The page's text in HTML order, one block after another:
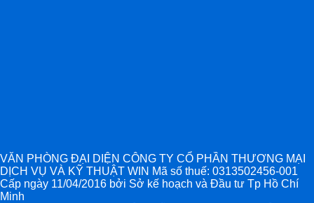
VĂN PHÒNG ĐẠI DIỆN CÔNG TY CỔ PHẦN THƯƠNG MẠI
DỊCH VỤ VÀ KỸ THUẬT WIN Mã số thuế: 0313502456-001
Cấp ngày 11/04/2016 bởi Sở kế hoạch và Đầu tư Tp Hồ Chí
Minh